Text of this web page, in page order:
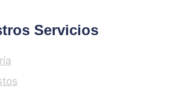
Servicios